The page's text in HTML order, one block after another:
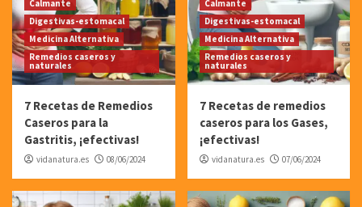
Calmante
Digestivas-estomacal
Medicina Alternativa
Remedios caseros y
naturales
7 Recetas de Remedios
Caseros para la
Gastritis, ¡efectivas!
vidanatura.es 08/06/2024
Calmante
Digestivas-estomacal
Medicina Alternativa
Remedios caseros y
naturales
7 Recetas de remedios
caseros para los Gases,
¡efectivas!
vidanatura.es 07/06/2024